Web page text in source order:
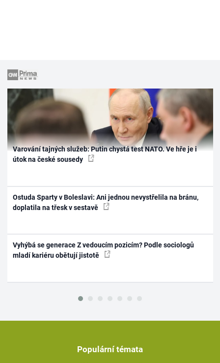
Varování tajných služeb: Putin chystá test NATO. Ve hře je i
útok na české sousedy
Ostuda Sparty v Boleslavi: Ani jednou nevystřelila na bránu,
doplatila na třesk v sestavě
Vyhýbá se generace Z vedoucím pozicím? Podle sociologů
mladí kariéru obětují jistotě
Populární témata